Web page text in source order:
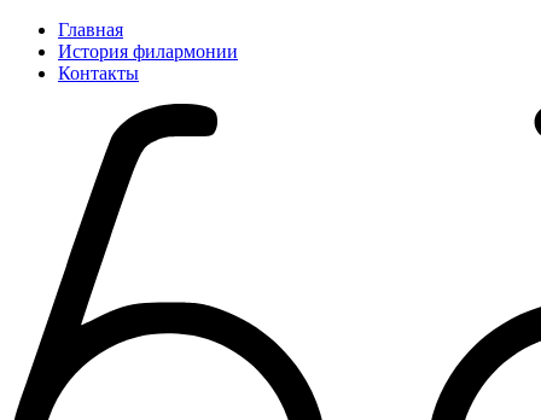
Главная
История филармонии
Контакты